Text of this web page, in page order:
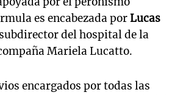
es encabezada porLucas
del hospital de la
Mariela Lucatto.
encargados por todas las